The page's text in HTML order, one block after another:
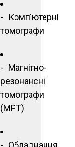
Комп'ютерні
томографи
Магнітно-
резонансні
томографи
(МРТ)
Обладнання